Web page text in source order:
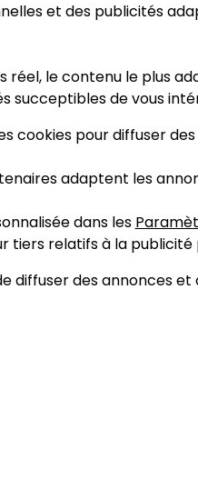
et des publicités
le contenu le plus
succeptibles de vous
cookies pour diffuser
adaptent les
dans les
tiers relatifs à la
diffuser des annonces